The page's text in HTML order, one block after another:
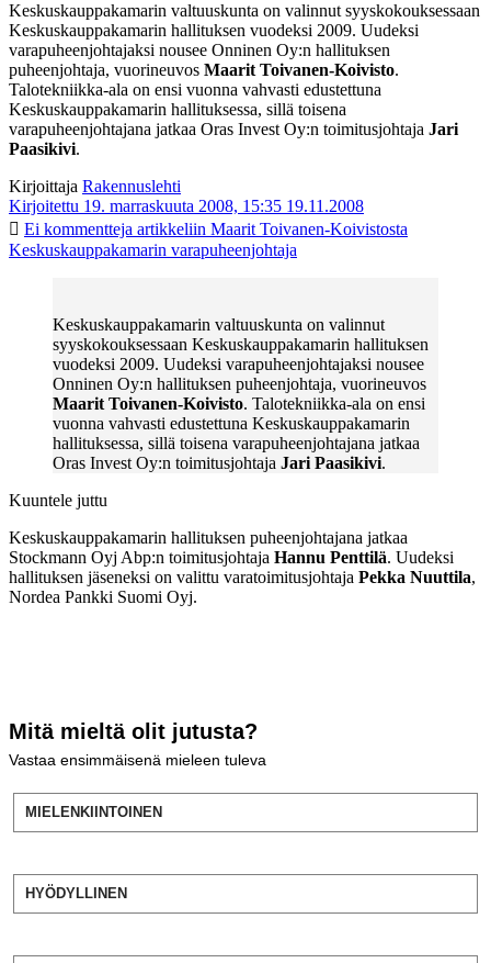
Keskuskauppakamarin valtuuskunta on valinnut syyskokouksessaan
Keskuskauppakamarin hallituksen vuodeksi 2009. Uudeksi
varapuheenjohtajaksi nousee Onninen Oy:n hallituksen
puheenjohtaja, vuorineuvos Maarit Toivanen-Koivisto.
Talotekniikka-ala on ensi vuonna vahvasti edustettuna
Keskuskauppakamarin hallituksessa, sillä toisena
varapuheenjohtajana jatkaa Oras Invest Oy:n toimitusjohtaja Jari
Paasikivi.
Kirjoittaja Rakennuslehti
Kirjoitettu 19. marraskuuta 2008, 15:35 19.11.2008
Ei kommentteja artikkeliin Maarit Toivanen-Koivistosta
Keskuskauppakamarin varapuheenjohtaja
Keskuskauppakamarin valtuuskunta on valinnut
syyskokouksessaan Keskuskauppakamarin hallituksen
vuodeksi 2009. Uudeksi varapuheenjohtajaksi nousee
Onninen Oy:n hallituksen puheenjohtaja, vuorineuvos
Maarit Toivanen-Koivisto. Talotekniikka-ala on ensi
vuonna vahvasti edustettuna Keskuskauppakamarin
hallituksessa, sillä toisena varapuheenjohtajana jatkaa
Oras Invest Oy:n toimitusjohtaja Jari Paasikivi.
Kuuntele juttu
Keskuskauppakamarin hallituksen puheenjohtajana jatkaa
Stockmann Oyj Abp:n toimitusjohtaja Hannu Penttilä. Uudeksi
hallituksen jäseneksi on valittu varatoimitusjohtaja Pekka Nuuttila,
Nordea Pankki Suomi Oyj.
Mitä mieltä olit jutusta?
Vastaa ensimmäisenä mieleen tuleva
MIELENKIINTOINEN
HYÖDYLLINEN